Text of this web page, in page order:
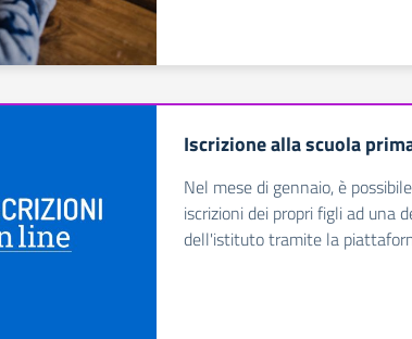
Iscrizione alla scuola
Nel mese di gennaio, è
iscrizioni dei propri figli ad una
dell'istituto tramite la